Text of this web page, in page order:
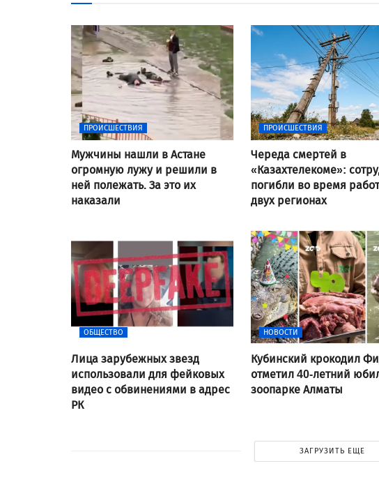
ПРОИСШЕСТВИЯ
Мужчины нашли в Астане
огромную лужу и решили в
ней полежать. За это их
наказали
ПРОИСШЕСТВИЯ
Череда смертей в
«Казахтелекоме»:
погибли во время
двух регионах
ОБЩЕСТВО
Лица зарубежных звезд
использовали для фейковых
видео с обвинениями в адрес
РК
НОВОСТИ
Кубинский крокодил
отметил 40-летний
зоопарке Алматы
ЗАГРУЗИТЬ ЕЩЕ